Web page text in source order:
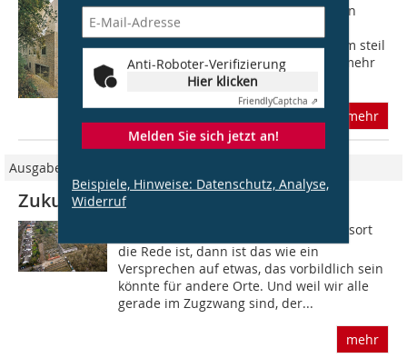
Anti-Roboter-Verifizierung
Hier klicken
FriendlyCaptcha ⇗
Melden Sie sich jetzt an!
Beispiele, Hinweise: Datenschutz, Analyse,
Widerruf
gründerzeitlichen Blockrandstruktur in
Berlin Prenzlauer Berg entstand ein
ungewöhnliches Wohnhaus: Mit einem steil
aufragenden, gut 10?m hohen Dach, mehr
Pyramide als...
mehr
Ausgabe 09/2025
Zukunftsort Dransdorfer Berg
Wenn von Zukunft, gar einem Zukunftsort
die Rede ist, dann ist das wie ein
Versprechen auf etwas, das vorbildlich sein
könnte für andere Orte. Und weil wir alle
gerade im Zugzwang sind, der...
mehr